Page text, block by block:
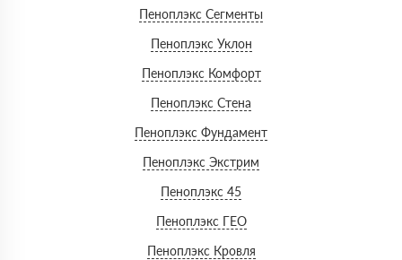
Пеноплэкс Сегменты
Пеноплэкс Уклон
Пеноплэкс Комфорт
Пеноплэкс Стена
Пеноплэкс Фундамент
Пеноплэкс Экстрим
Пеноплэкс 45
Пеноплэкс ГЕО
Пеноплэкс Кровля